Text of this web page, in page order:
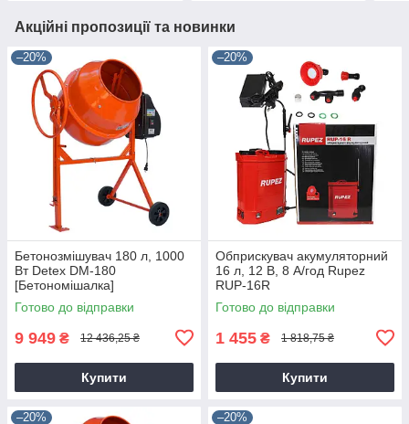
Акційні пропозиції та новинки
–20%
Бетонозмішувач 180 л, 1000
Вт Detex DM-180
[Бетономішалка]
Готово до відправки
9 949 ₴ 12 436,25 ₴
Купити
–20%
Обприскувач акумуляторний
16 л, 12 В, 8 А/год Rupez
RUP-16R
Готово до відправки
1 455 ₴ 1 818,75 ₴
Купити
–20% –20%